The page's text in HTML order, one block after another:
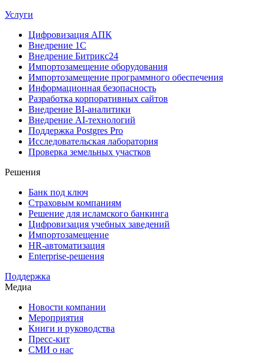
Услуги
Цифровизация АПК
Внедрение 1С
Внедрение Битрикс24
Импортозамещение оборудования
Импортозамещение программного обеспечения
Информационная безопасность
Разработка корпоративных сайтов
Внедрение BI-аналитики
Внедрение AI-технологий
Поддержка Postgres Pro
Исследовательская лаборатория
Проверка земельных участков
Решения
Банк под ключ
Страховым компаниям
Решение для исламского банкинга
Цифровизация учебных заведений
Импортозамещение
HR-автоматизация
Enterprise-решения
Поддержка
Медиа
Новости компании
Мероприятия
Книги и руководства
Пресс-кит
СМИ о нас